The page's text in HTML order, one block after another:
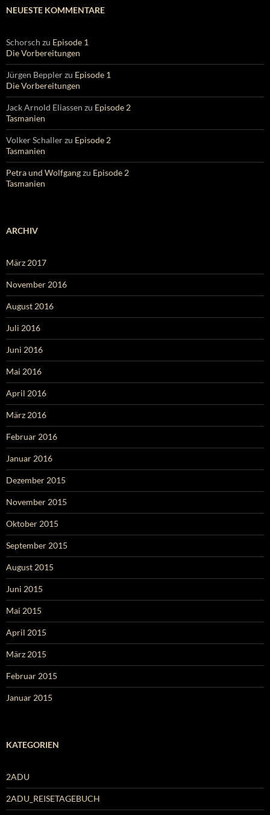
NEUESTE KOMMENTARE
Schorsch zu Episode 1
Die Vorbereitungen
Jürgen Bepplerzu Episode 1
Die Vorbereitungen
Jack Arnold Eliassen zu Episode 2
Tasmanien
Volker Schallerzu Episode 2
Tasmanien
Petra und Wolfgangzu Episode 2
Tasmanien
ARCHIV
März 2017
November 2016
August 2016
Juli 2016
Juni 2016
Mai 2016
April 2016
März 2016
Februar 2016
Januar 2016
Dezember 2015
November 2015
Oktober 2015
September 2015
August 2015
Juni 2015
Mai 2015
April 2015
März 2015
Februar 2015
Januar 2015
KATEGORIEN
2ADU
2ADU_REISETAGEBUCH